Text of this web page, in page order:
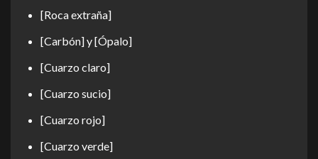
[Roca extraña]
[Carbón] y [Ópalo]
[Cuarzo claro]
[Cuarzo sucio]
[Cuarzo rojo]
[Cuarzo verde]